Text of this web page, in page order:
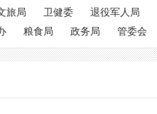
旅局 卫健委 退役军人局
粮食局 政务局 管委会